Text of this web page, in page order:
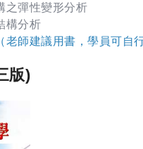
之彈性變形分析
構分析
老師建議用書，學員可自
版)